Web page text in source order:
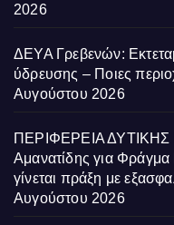
2026
ΔΕΥΑ Γρεβενών:
ύδρευσης – Ποιες
Αυγούστου 2026
ΠΕΡΙΦΕΡΕΙΑ
Αμανατίδης για
γίνεται πράξη με
Αυγούστου 2026